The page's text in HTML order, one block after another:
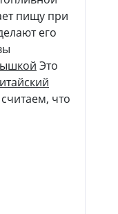
пищу при
его
Это
что